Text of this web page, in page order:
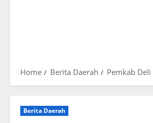
Home Berita Daerah Pemkab
Berita Daerah